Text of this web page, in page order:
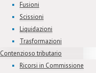
Fusioni
Scissioni
Liquidazioni
Trasformazioni
Contenzioso tributario
Ricorsi in Commissione